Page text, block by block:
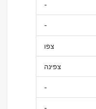
-
-
צפו
צפינה
-